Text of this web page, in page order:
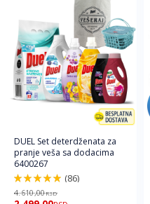
DUEL Set deterdženata za
pranje veša sa dodacima
6400267
98%
(86)
4.610,00RSD